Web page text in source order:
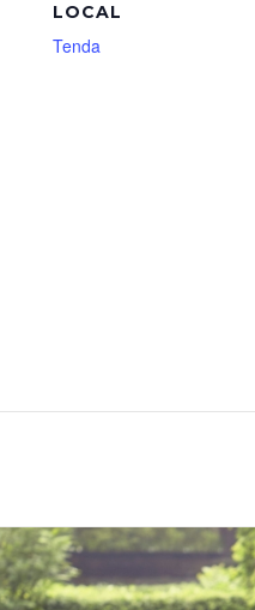
LOCAL
Tenda